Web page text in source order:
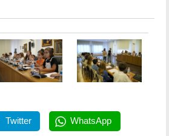
Twitter WhatsApp